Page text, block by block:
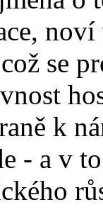
se
k
- a v